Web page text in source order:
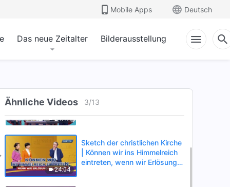
Mobile Apps Deutsch
Das neue Zeitalter Bilderausstellung
Ähnliche Videos 3/13
Sketch der christlichen Kirche
24:47
Sketch der christlichen Kirche
| Hast du wirklich Buße
24:04
Sketch der christlichen Kirche
| Können wir ins Himmelreich
eintreten, wenn wir Erlösung